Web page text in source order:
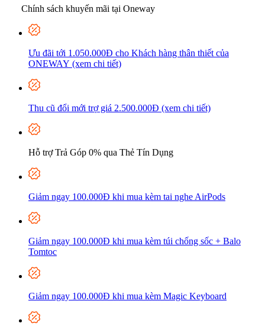
Chính sách khuyến mãi tại Oneway
Ưu đãi tới 1.050.000Đ cho Khách hàng thân thiết của
ONEWAY (xem chi tiết)
Thu cũ đổi mới trợ giá 2.500.000Đ (xem chi tiết)
Hỗ trợ Trả Góp 0% qua Thẻ Tín Dụng
Giảm ngay 100.000Đ khi mua kèm tai nghe AirPods
Giảm ngay 100.000Đ khi mua kèm túi chống sốc + Balo
Tomtoc
Giảm ngay 100.000Đ khi mua kèm Magic Keyboard